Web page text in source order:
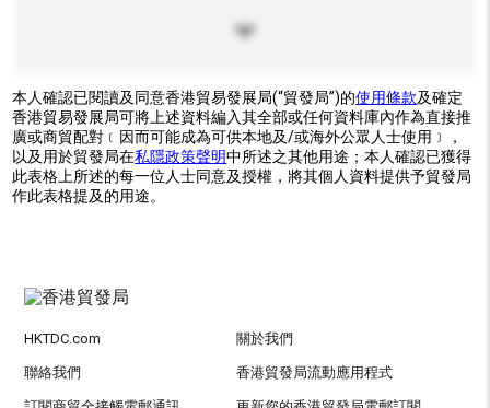
本人確認已閱讀及同意香港貿易發展局(“貿發局”)的使用條款及確定
香港貿易發展局可將上述資料編入其全部或任何資料庫內作為直接推
廣或商貿配對﹝因而可能成為可供本地及/或海外公眾人士使用﹞，
以及用於貿發局在私隱政策聲明中所述之其他用途；本人確認已獲得
此表格上所述的每一位人士同意及授權，將其個人資料提供予貿發局
作此表格提及的用途。
HKTDC.com 關於我們
聯絡我們 香港貿發局流動應用程式